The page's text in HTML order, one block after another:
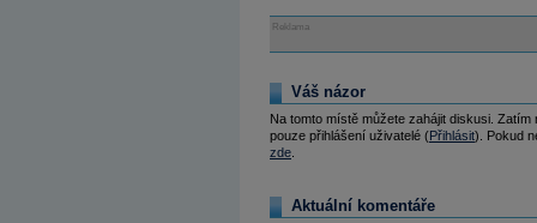
Reklama
Váš názor
Na tomto místě můžete zahájit diskusi.
pouze přihlášení uživatelé (Přihlásit). Pokud
zde
Aktuální komentáře